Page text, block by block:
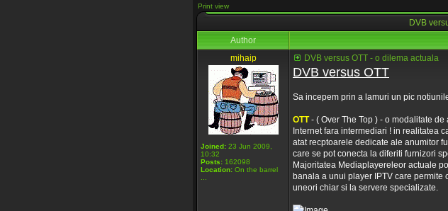
Print view
DVB
Author
mihaip
Joined: 23 Jun 2009,
10:32
Posts: 162098
Location: On the barrel
DVB versus OTT - o dilema actuala
DVB versus OTT
Sa incepem prin a lamuri un pic
OTT- ( Over The Top ) - o modalitate
Internet fara intermediari ! in realitatea
atat recptoarele dedicate ale anumitor
care se pot conecta la diferiti furnizori
Majoritatea Mediaplayereleor actuale
banala a unui player IPTV care
uneori chiar si la servere specializate.